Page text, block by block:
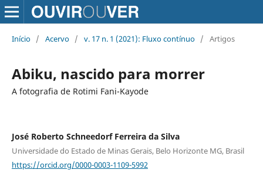
Início / Acervo / v. 17 n. 1 (2021): Fluxo contínuo / Artigos
Abiku, nascido para morrer
A fotografia de Rotimi Fani-Kayode
José Roberto Schneedorf Ferreira da Silva
Universidade do Estado de Minas Gerais, Belo Horizonte MG, Brasil
https://orcid.org/0000-0003-1109-5992